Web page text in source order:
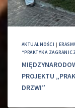
AKTUALNOŚCI |
“PRAKTYKA
PROJEKTU
DRZWI”